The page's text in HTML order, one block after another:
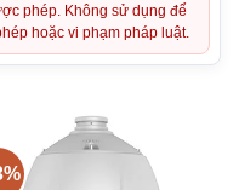
phép. Không sử dụng để
hoặc vi phạm pháp luật.